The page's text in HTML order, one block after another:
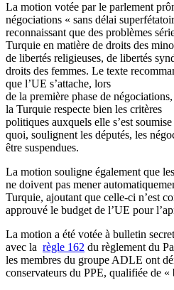
La motion votée par le parlement
négociations « sans délai
reconnaissant que des problèmes
Turquie en matière de droits des
de libertés religieuses, de libertés
droits des femmes. Le texte
que l’UE s’attache, lors
de la première phase de
la Turquie respecte bien les critères
politiques auxquels elle s’est
quoi, soulignent les députés, les
être suspendues.
La motion souligne également que
ne doivent pas mener
Turquie, ajoutant que celle-ci n’est
approuvé le budget de l’UE pour
La motion a été votée à bulletin
avec la règle 162 du règlement du
les membres du groupe ADLE ont
conservateurs du PPE, qualifiée de